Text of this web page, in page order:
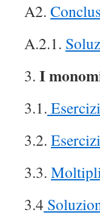
A2.
A.2.1.
3. I
3.1.
3.2.
3.3.
3.4